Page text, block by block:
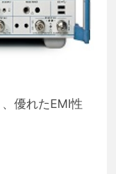
優れたEMI性